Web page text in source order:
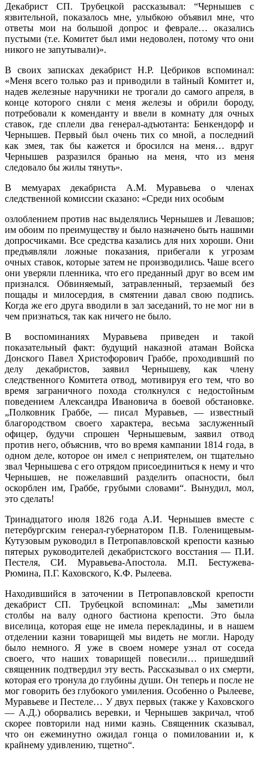
Декабрист СП. Трубецкой рассказывал: “Чернышев с
язвительной, показалось мне, улыбкою объявил мне, что
ответы мои на большой допрос и феврале… оказались
пустыми (т.е. Комитет был ими недоволен, потому что они
никого не запутывали)».
В своих записках декабрист Н.Р. Цебриков вспоминал:
«Меня всего только раз и приводили в тайный Комитет и,
надев железные наручники не трогали до самого апреля, в
конце которого сняли с меня железы и обрили бороду,
потребовали к коменданту и ввели в комнату для очных
ставок, где сплели два генерал-адъютанта: Бенкендорф и
Чернышев. Первый был очень тих со мной, а последний
как змея, так бы кажется и бросился на меня… вдруг
Чернышев разразился бранью на меня, что из меня
следовало бы жилы тянуть».
В мемуарах декабриста A.M. Муравьева о членах
следственной комиссии сказано: «Среди них особым
озлоблением против нас выделялись Чернышев и Левашов;
им обоим по преимуществу и было назначено быть нашими
допросчиками. Все средства казались для них хороши. Они
предъявляли ложные показания, прибегали к угрозам
очных ставок, которые затем не производились. Чаше всего
они уверяли пленника, что его преданный друг во всем им
признался. Обвиняемый, затравленный, терзаемый без
пощады и милосердия, в смятении давал свою подпись.
Когда же его друга вводили в зал заседаний, то не мог ни в
чем признаться, так как ничего не было.
В воспоминаниях Муравьева приведен и такой
показательный факт: будущий наказной атаман Войска
Донского Павел Христофорович Граббе, проходивший по
делу декабристов, заявил Чернышеву, как члену
следственного Комитета отвод, мотивируя его тем, что во
время заграничного похода столкнулся с недостойным
поведением Александра Ивановича в боевой обстановке.
„Полковник Граббе, — писал Муравьев, — известный
благородством своего характера, весьма заслуженный
офицер, будучи спрошен Чернышевым, заявил отвод
против него, объяснив, что во время кампании 1814 года, в
одном деле, которое он имел с неприятелем, он тщательно
звал Чернышева с его отрядом присоединиться к нему и что
Чернышев, не пожелавший разделить опасности, был
оскорблен им, Граббе, грубыми словами“. Вынудил, мол,
это сделать!
Тринадцатого июля 1826 года А.И. Чернышев вместе с
петербургским генерал-губернатором П.В. Голенищевым-
Кутузовым руководил в Петропавловской крепости казнью
пятерых руководителей декабристского восстания — П.И.
Пестеля, СИ. Муравьева-Апостола. М.П. Бестужева-
Рюмина, П.Г. Каховского, К.Ф. Рылеева.
Находившийся в заточении в Петропавловской крепости
декабрист СП. Трубецкой вспоминал: „Мы заметили
столбы на валу одного бастиона крепости. Это была
виселица, которая еще не имела перекладины, и в нашем
отделении казни товарищей мы видеть не могли. Народу
было немного. Я уже в своем номере узнал от соседа
своего, что наших товарищей повесили… пришедший
священник подтвердил эту весть. Рассказывал о их смерти,
которая его тронула до глубины души. Он теперь и после не
мог говорить без глубокого умиления. Особенно о Рылееве,
Муравьеве и Пестеле… У двух первых (также у Каховского
— А.Д.) оборвались веревки, и Чернышев закричал, чтоб
скорее повторили над ними казнь. Священник сказывал,
что он ежеминутно ожидал гонца о помиловании и, к
крайнему удивлению, тщетно“.